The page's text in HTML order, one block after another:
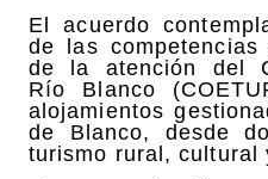
El acuerdo
de las
de la atención del
Río Blanco
alojamientos
de Blanco, desde
turismo rural, cultural